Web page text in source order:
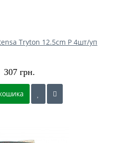
Tryton 12.5cm P 4шт/уп
307 грн.